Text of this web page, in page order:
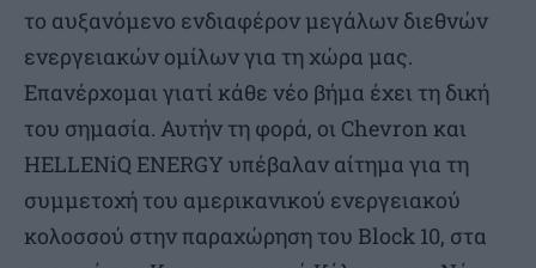
το αυξανόμενο ενδιαφέρον μεγάλων διεθνών
ενεργειακών ομίλων για τη χώρα μας.
Επανέρχομαι γιατί κάθε νέο βήμα έχει τη δική
του σημασία. Αυτήν τη φορά, οι Chevron και
HELLENiQ ENERGY υπέβαλαν αίτημα για τη
συμμετοχή του αμερικανικού ενεργειακού
κολοσσού στην παραχώρηση του Block 10, στα